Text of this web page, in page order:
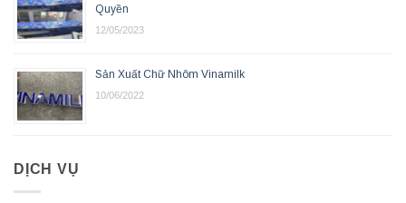
Quyền
12/05/2023
Sản Xuất Chữ Nhôm Vinamilk
10/06/2022
DỊCH VỤ